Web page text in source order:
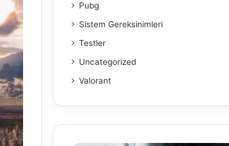
Pubg
Sistem Gereksinimleri
Testler
Uncategorized
Valorant